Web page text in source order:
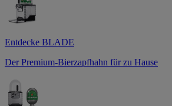
Entdecke BLADE
Der Premium-Bierzapfhahn für zu Hause